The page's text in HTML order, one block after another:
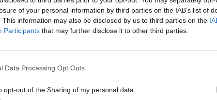
of your personal information by third parties on the IAB’s list of
This information may also be disclosed by us to third parties on the
Participants that may further disclose it to other third parties.
Data Processing Opt Outs
opt-out of the Sharing of my personal data.